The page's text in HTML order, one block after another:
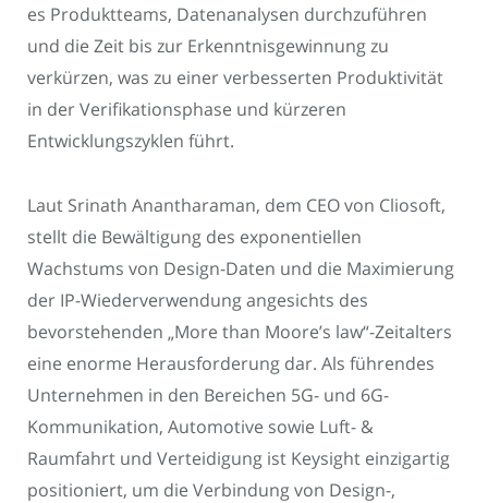
es Produktteams, Datenanalysen durchzuführen
und die Zeit bis zur Erkenntnisgewinnung zu
verkürzen, was zu einer verbesserten Produktivität
in der Verifikationsphase und kürzeren
Entwicklungszyklen führt.
Laut Srinath Anantharaman, dem CEO von Cliosoft,
stellt die Bewältigung des exponentiellen
Wachstums von Design-Daten und die Maximierung
der IP-Wiederverwendung angesichts des
bevorstehenden „More than Moore’s law“-Zeitalters
eine enorme Herausforderung dar. Als führendes
Unternehmen in den Bereichen 5G- und 6G-
Kommunikation, Automotive sowie Luft- &
Raumfahrt und Verteidigung ist Keysight einzigartig
positioniert, um die Verbindung von Design-,